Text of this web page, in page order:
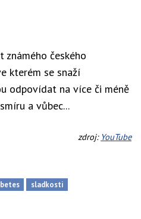
známého českého
kterém se snaží
odpovídat na více či méně
a vůbec...
zdroj: YouTube
sladkosti